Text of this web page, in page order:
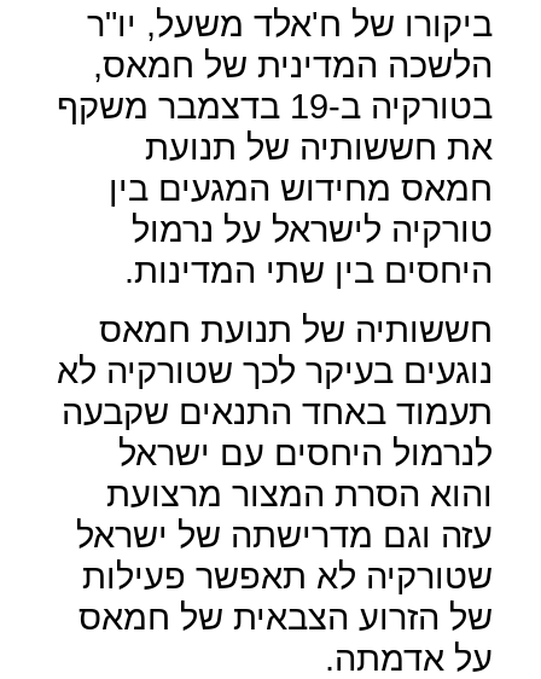
ביקורו של ח'אלד משעל, יו"ר
הלשכה המדינית של חמאס,
בטורקיה ב-19 בדצמבר משקף
את חששותיה של תנועת
חמאס מחידוש המגעים בין
טורקיה לישראל על נרמול
היחסים בין שתי המדינות.
חששותיה של תנועת חמאס
נוגעים בעיקר לכך שטורקיה לא
תעמוד באחד התנאים שקבעה
לנרמול היחסים עם ישראל
והוא הסרת המצור מרצועת
עזה וגם מדרישתה של ישראל
שטורקיה לא תאפשר פעילות
של הזרוע הצבאית של חמאס
על אדמתה.